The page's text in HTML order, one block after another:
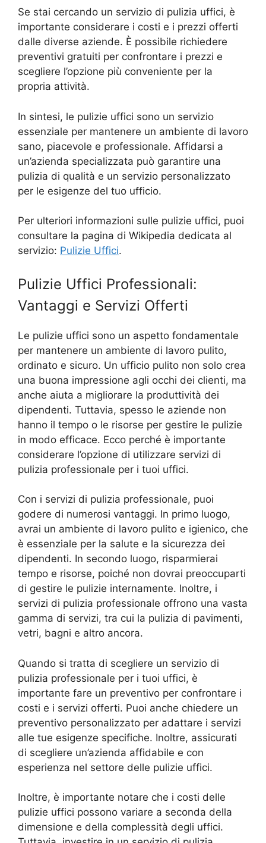
Se stai cercando un servizio di pulizia uffici, è
importante considerare i costi e i prezzi offerti
dalle diverse aziende. È possibile richiedere
preventivi gratuiti per confrontare i prezzi e
scegliere l’opzione più conveniente per la
propria attività.
In sintesi, le pulizie uffici sono un servizio
essenziale per mantenere un ambiente di lavoro
sano, piacevole e professionale. Affidarsi a
un’azienda specializzata può garantire una
pulizia di qualità e un servizio personalizzato
per le esigenze del tuo ufficio.
Per ulteriori informazioni sulle pulizie uffici, puoi
consultare la pagina di Wikipedia dedicata al
servizio: Pulizie Uffici.
Pulizie Uffici Professionali:
Vantaggi e Servizi Offerti
Le pulizie uffici sono un aspetto fondamentale
per mantenere un ambiente di lavoro pulito,
ordinato e sicuro. Un ufficio pulito non solo crea
una buona impressione agli occhi dei clienti, ma
anche aiuta a migliorare la produttività dei
dipendenti. Tuttavia, spesso le aziende non
hanno il tempo o le risorse per gestire le pulizie
in modo efficace. Ecco perché è importante
considerare l’opzione di utilizzare servizi di
pulizia professionale per i tuoi uffici.
Con i servizi di pulizia professionale, puoi
godere di numerosi vantaggi. In primo luogo,
avrai un ambiente di lavoro pulito e igienico, che
è essenziale per la salute e la sicurezza dei
dipendenti. In secondo luogo, risparmierai
tempo e risorse, poiché non dovrai preoccuparti
di gestire le pulizie internamente. Inoltre, i
servizi di pulizia professionale offrono una vasta
gamma di servizi, tra cui la pulizia di pavimenti,
vetri, bagni e altro ancora.
Quando si tratta di scegliere un servizio di
pulizia professionale per i tuoi uffici, è
importante fare un preventivo per confrontare i
costi e i servizi offerti. Puoi anche chiedere un
preventivo personalizzato per adattare i servizi
alle tue esigenze specifiche. Inoltre, assicurati
di scegliere un’azienda affidabile e con
esperienza nel settore delle pulizie uffici.
Inoltre, è importante notare che i costi delle
pulizie uffici possono variare a seconda della
dimensione e della complessità degli uffici.